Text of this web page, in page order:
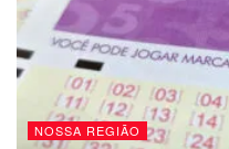
NOSSA REGIÃO